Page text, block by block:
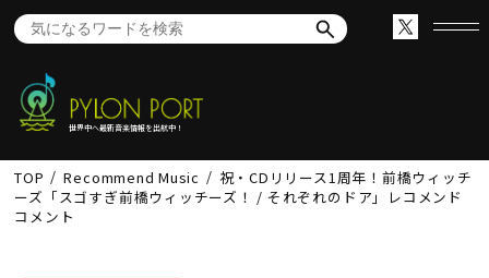
世界中へ最新音楽情報を出航中！
TOP Recommend Music
祝・CDリリース1周年！前橋ウィッチ
ーズ「スゴすぎ前橋ウィッチーズ！ / それぞれのドア」レコメンド
コメント